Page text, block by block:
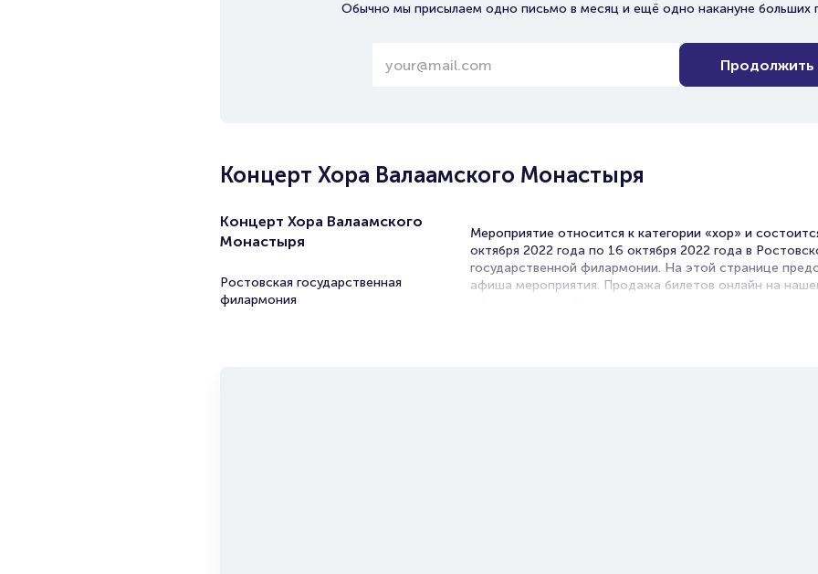
Обычно мы присылаем одно письмо в месяц и ещё одно накануне больших
Продолжить
Концерт Хора Валаамского Монастыря
Концерт Хора Валаамского
Монастыря
Ростовская государственная
филармония
Мероприятие относится к категории «хор» и
октября 2022 года по 16 октября 2022 года в
государственной филармонии. На этой странице
афиша мероприятия. Продажа билетов онлайн на